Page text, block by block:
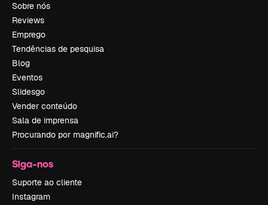
Sobre nós
Reviews
Emprego
Tendências de pesquisa
Blog
Eventos
Slidesgo
Vender conteúdo
Sala de imprensa
Procurando por magnific.ai?
Siga-nos
Suporte ao cliente
Instagram